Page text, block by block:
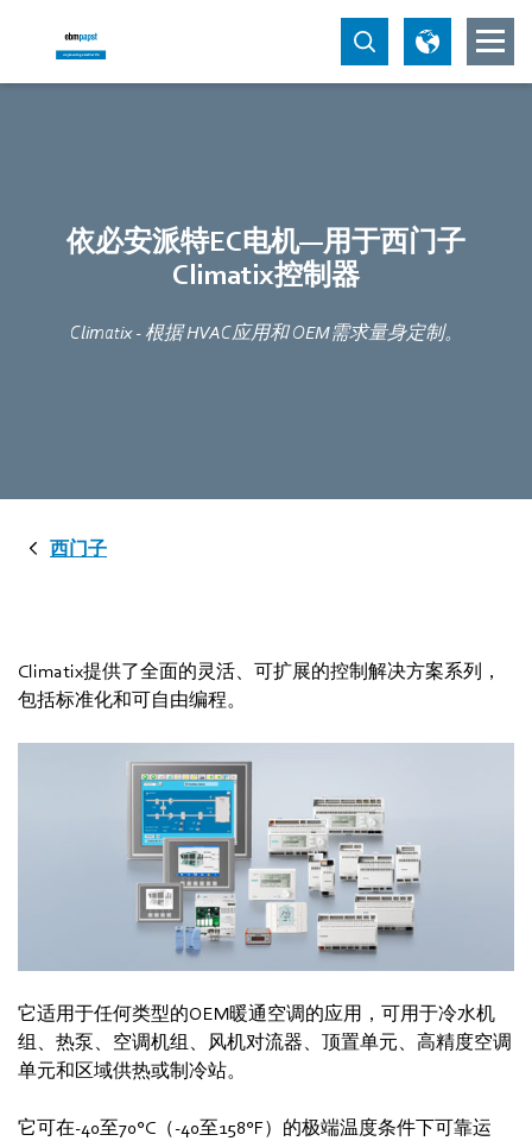
依必安派特EC电机—用于西门子
Climatix控制器
Climatix - 根据 HVAC应用和 OEM需求量身定制。
西门子
Climatix提供了全面的灵活、可扩展的控制解决方案系列，
包括标准化和可自由编程。
它适用于任何类型的OEM暖通空调的应用，可用于冷水机
组、热泵、空调机组、风机对流器、顶置单元、高精度空调
单元和区域供热或制冷站。
它可在-40至70°C（-40至158°F）的极端温度条件下可靠运